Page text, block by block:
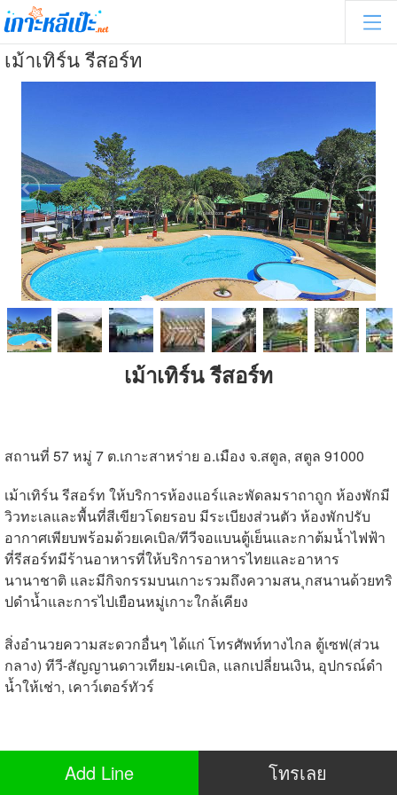
เม้าเทิร์น รีสอร์ท
เม้าเทิร์น รีสอร์ท
สถานที่ 57 หมู่ 7 ต.เกาะสาหร่าย อ.เมือง จ.สตูล, สตูล 91000
เม้าเทิร์น รีสอร์ท ให้บริการห้องแอร์และพัดลมราถาถูก ห้องพักมี
วิวทะเลและพื้นที่สีเขียวโดยรอบ มีระเบียงส่วนตัว ห้องพักปรับ
อากาศเพียบพร้อมด้วยเคเบิล/ทีวีจอแบนตู้เย็นและกาต้มน้ำไฟฟ้า
ที่รีสอร์ทมีร้านอาหารที่ให้บริการอาหารไทยและอาหาร
นานาชาติ และมีกิจกรรมบนเกาะรวมถึงความสน ุกสนานด้วยทริ
ปดำน้ำและการไปเยือนหมู่เกาะใกล้เคียง
สิ่งอำนวยความสะดวกอื่นๆ ได้แก่ โทรศัพท์ทางไกล ตู้เซฟ(ส่วน
กลาง) ทีวี-สัญญานดาวเทียม-เคเบิล, แลกเปลี่ยนเงิน, อุปกรณ์ดำ
น้ำให้เช่า, เคาว์เตอร์ทัวร์
Add Line โทรเลย